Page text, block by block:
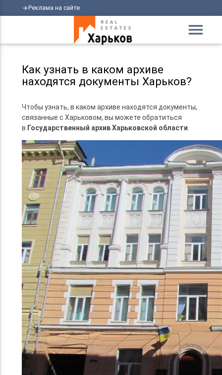
arrow_forwardРеклама на сайте
menu
Как узнать в каком архиве
находятся документы Харьков?
Чтобы узнать, в каком архиве находятся документы,
связанные с Харьковом, вы можете обратиться
в Государственный архив Харьковской области